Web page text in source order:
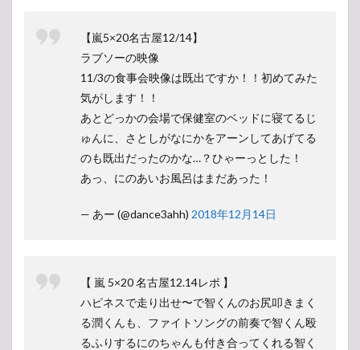
【嵐5×20名古屋12/14】
ラブソーの映像
11/3の食事会映像は既出ですか！！初めてみた
気がします！！
あとどっかの会場で保健室のベッドに寝てるじ
ゅんに、さとしがなにかをアーンしてあげてる
のも既出だったのかな…？ひゃーっとした！
あっ、にのあいお風呂はまだあった！
— あー (@dance3ahh) 2018年12月14日
【 嵐 5×20 名古屋12.14レポ 】
ハピネスで走り出せ〜で智くんのお尻叩きまく
る潤くんも、ファイトソングの前奏で智くん殴
るふりするにのちゃんも付き合ってくれる智く